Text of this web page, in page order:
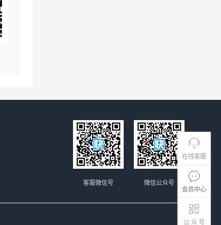
在线客服
会员中心
公 众 号
微信公众号
客服微信号